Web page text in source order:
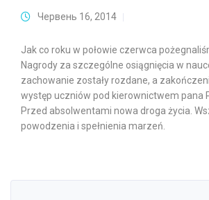
Червень 16, 2014
Jak co roku w połowie czerwca
Nagrody za szczególne osiągnięcia w
zachowanie zostały rozdane, a
występ uczniów pod kierownictwem pana
Przed absolwentami nowa droga życia.
powodzenia i spełnienia marzeń.